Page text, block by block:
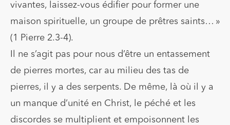
vivantes, laissez-vous édifier pour former une
maison spirituelle, un groupe de prêtres saints… »
(1 Pierre 2.3-4).
Il ne s’agit pas pour nous d’être un entassement
de pierres mortes, car au milieu des tas de
pierres, il y a des serpents. De même, là où il y a
un manque d’unité en Christ, le péché et les
discordes se multiplient et empoisonnent les